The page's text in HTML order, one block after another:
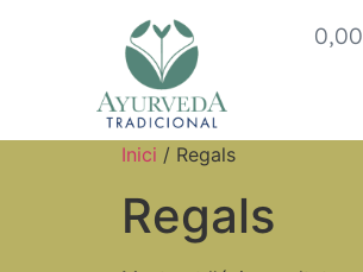
0,00
Inici / Regals
Regals